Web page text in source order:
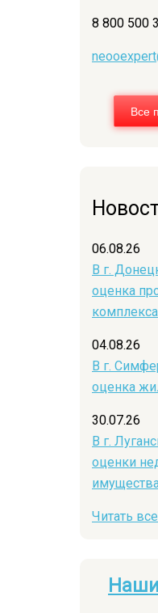
8 800 500
Все
06.08.26
В г.
оценка
комплекса
04.08.26
В г.
оценка
30.07.26
В г.
оценки
Читать